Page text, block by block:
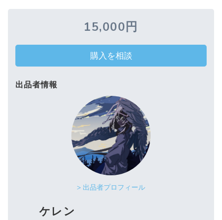
15,000円
購入を相談
出品者情報
> 出品者プロフィール
ケレン